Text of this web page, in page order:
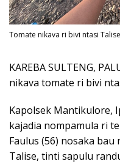
Tomate nikava ri bivi ntasi
KAREBA SULTENG,
nikava tomate ri bivi
Kapolsek Mantikulore,
kajadia nompamula ri
Faulus (56) nosaka
Talise, tinti sapulu